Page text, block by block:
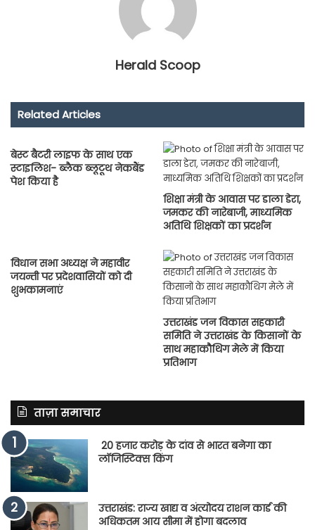
Herald Scoop
Related Articles
बेस्ट बैटरी लाइफ के साथ एक
स्टाइलिश- ब्लैक ब्लूटूथ नेकबैंड
पेश किया है
शिक्षा मंत्री के आवास पर डाला डेरा,
जमकर की नारेबाजी, माध्यमिक
अतिथि शिक्षकों का प्रदर्शन
विधान सभा अध्यक्ष ने महावीर
जयन्ती पर प्रदेशवासियों को दी
शुभकामनाएं
उत्तराखंड जन विकास सहकारी
समिति ने उत्तराखंड के किसानों के
साथ महाकौथिग मेले में किया
प्रतिभाग
ताज़ा समाचार
20 हजार करोड़ के दांव से भारत बनेगा का
लॉजिस्टिक्स किंग
उत्तराखंड: राज्य खाद्य व अंत्योदय राशन कार्ड की
अधिकतम आय सीमा में होगा बदलाव